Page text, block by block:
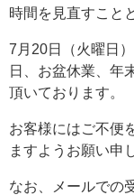
時間を見直すこと
7月20日（火曜日
日、お盆休業、年
頂いております。
お客様にはご不便
ますようお願い申
なお、メールでの